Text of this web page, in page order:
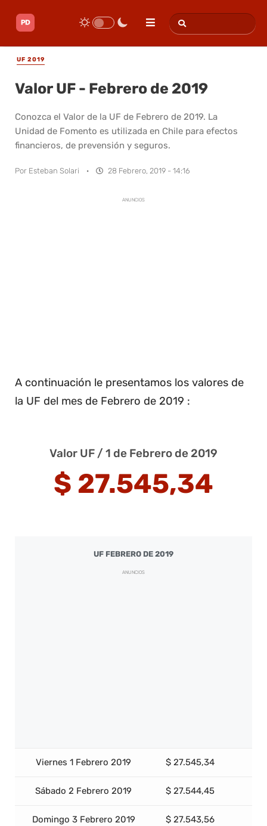
UF 2019
Valor UF - Febrero de 2019
Conozca el Valor de la UF de Febrero de 2019. La
Unidad de Fomento es utilizada en Chile para efectos
financieros, de prevensión y seguros.
Por Esteban Solari · 28 Febrero, 2019 - 14:16
ANUNCIOS
A continuación le presentamos los valores de
la UF del mes de Febrero de 2019 :
Valor UF / 1 de Febrero de 2019
$ 27.545,34
UF FEBRERO DE 2019
ANUNCIOS
Viernes 1 Febrero 2019 $ 27.545,34
Sábado 2 Febrero 2019 $ 27.544,45
Domingo 3 Febrero 2019 $ 27.543,56